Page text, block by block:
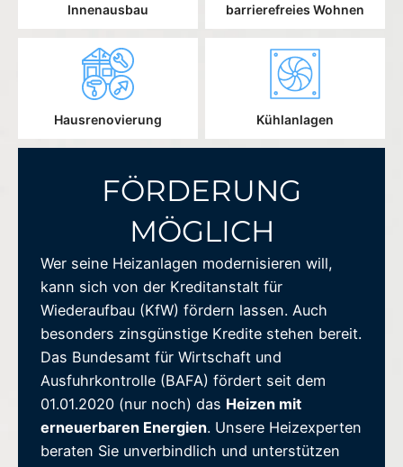
Innenausbau barrierefreies Wohnen
Hausrenovierung Kühlanlagen
FÖRDERUNG
MÖGLICH
Wer seine Heizanlagen modernisieren will,
kann sich von der Kreditanstalt für
Wiederaufbau (KfW) fördern lassen. Auch
besonders zinsgünstige Kredite stehen bereit.
Das Bundesamt für Wirtschaft und
Ausfuhrkontrolle (BAFA) fördert seit dem
01.01.2020 (nur noch) das Heizen mit
erneuerbaren Energien. Unsere Heizexperten
beraten Sie unverbindlich und unterstützen